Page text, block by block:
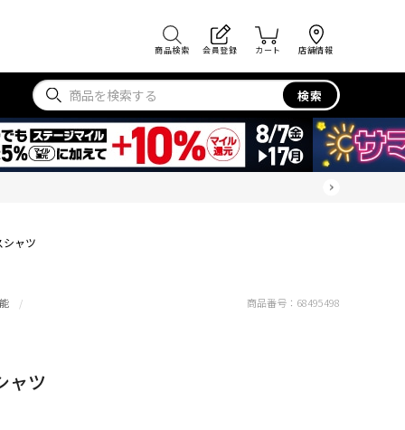
商品検索 会員登録 カート 店舗情報
検索
シャツ
ャツ
商品番号： 68495498